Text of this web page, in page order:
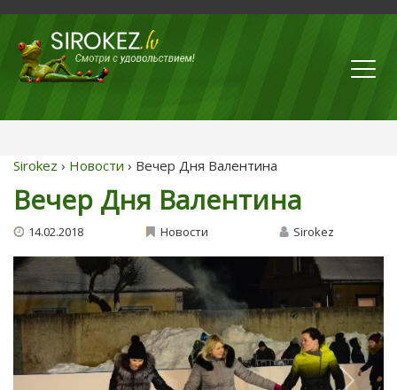
Sirokez › Новости › Вечер Дня Валентина
Вечер Дня Валентина
14.02.2018 Новости Sirokez